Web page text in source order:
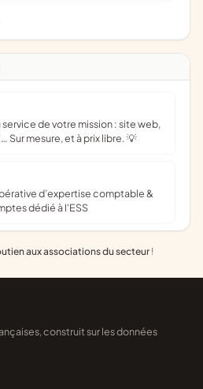
mesure, et à prix libre. 💡
dédié à l'ESS
aux associations du secteur !